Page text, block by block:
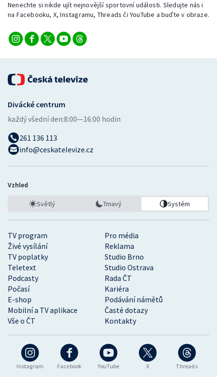
Vodní slalom
Volejbal
Nenechte si nikde ujít nejnovější sportovní události. Sledujte nás i
na Facebooku, X, Instagramu, Threads či YouTube a buďte v obraze.
Instagram Facebook YouTube X Threads
TV program
Pro média
Živé vysílání
Reklama
TV poplatky
Studio Brno
Teletext
Studio Ostrava
Podcasty
Rada ČT
Počasí
Kariéra
E-shop
Podávání námětů
Mobilní a TV aplikace
Časté dotazy
Vše o ČT
Kontakty
Divácké centrum
každý všední den:8:00—16:00 hodin
261 136 113
info@ceskatelevize.cz
Vzhled
Světlý Tmavý Systém